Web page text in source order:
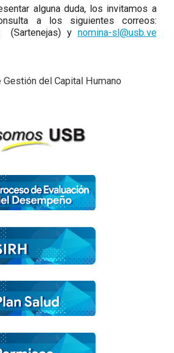
alguna duda, los invitamos a
a los siguientes correos:
(Sartenejas) y nomina-sl@usb.ve
Gestión del Capital Humano